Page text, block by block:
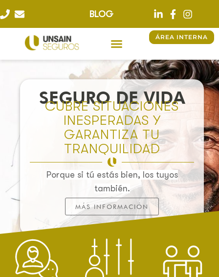
BLOG
ÁREA INTERNA
SEGURO DE VIDA
CUBRE SITUACIONES
INESPERADAS Y
GARANTIZA TU
TRANQUILIDAD
Porque si tú estás bien, los tuyos
también.
MÁS INFORMACIÓN